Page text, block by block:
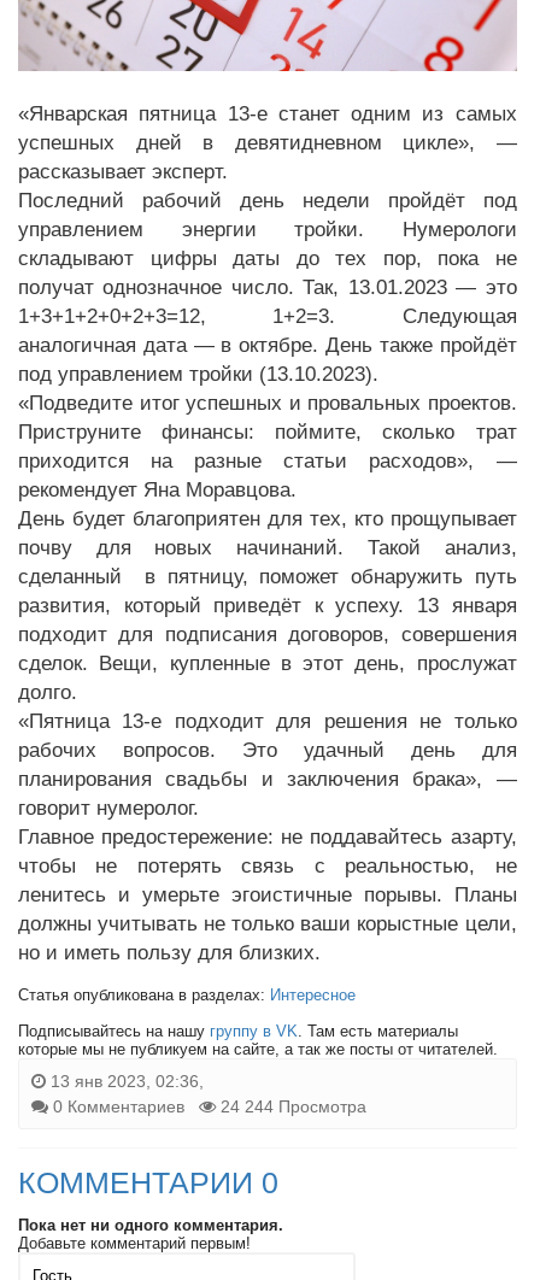
«Январская пятница 13-е станет одним из самых
успешных дней в девятидневном цикле», —
рассказывает эксперт.
Последний рабочий день недели пройдёт под
управлением энергии тройки. Нумерологи
складывают цифры даты до тех пор, пока не
получат однозначное число. Так, 13.01.2023 — это
1+3+1+2+0+2+3=12, 1+2=3. Следующая
аналогичная дата — в октябре. День также пройдёт
под управлением тройки (13.10.2023).
«Подведите итог успешных и провальных проектов.
Приструните финансы: поймите, сколько трат
приходится на разные статьи расходов», —
рекомендует Яна Моравцова.
День будет благоприятен для тех, кто прощупывает
почву для новых начинаний. Такой анализ,
сделанный в пятницу, поможет обнаружить путь
развития, который приведёт к успеху. 13 января
подходит для подписания договоров, совершения
сделок. Вещи, купленные в этот день, прослужат
долго.
«Пятница 13-е подходит для решения не только
рабочих вопросов. Это удачный день для
планирования свадьбы и заключения брака», —
говорит нумеролог.
Главное предостережение: не поддавайтесь азарту,
чтобы не потерять связь с реальностью, не
ленитесь и умерьте эгоистичные порывы. Планы
должны учитывать не только ваши корыстные цели,
но и иметь пользу для близких.
Статья опубликована в разделах: Интересное
Подписывайтесь на нашу группу в VK . Там есть материалы
которые мы не публикуем на сайте, а так же посты от читателей.
13 янв 2023, 02:36,
0 Комментариев
24 244 Просмотра
КОММЕНТАРИИ 0
Пока нет ни одного комментария.
Добавьте комментарий первым!